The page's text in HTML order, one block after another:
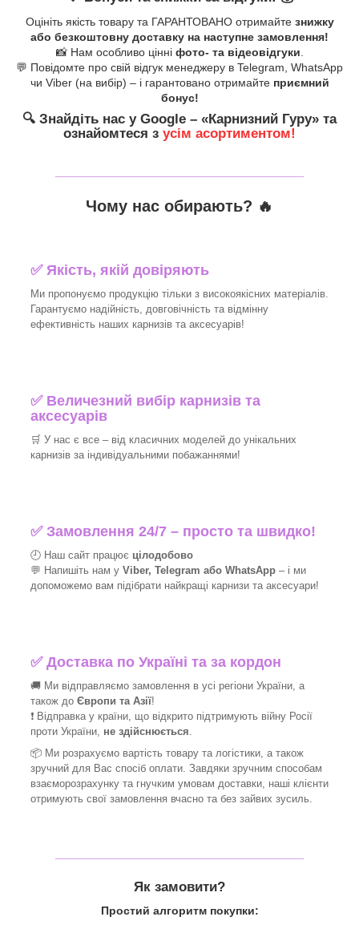
Оцініть якість товару та ГАРАНТОВАНО отримайте знижку
або безкоштовну доставку на наступне замовлення!
📸 Нам особливо цінні фото- та відеовідгуки.
💬 Повідомте про свій відгук менеджеру в Telegram, WhatsApp
чи Viber (на вибір) – і гарантовано отримайте приємний
бонус!
🔍 Знайдіть нас у Google – «Карнизний Гуру» та
ознайомтеся з усім асортиментом!
Чому нас обирають? 🔥
✅Якість, якій довіряють
Ми пропонуємо продукцію тільки з високоякісних матеріалів.
Гарантуємо надійність, довговічність та відмінну
ефективність наших карнизів та аксесуарів!​
✅ Величезний вибір карнизів та
аксесуарів
🛒 У нас є все – від класичних моделей до унікальних
карнизів за індивідуальними побажаннями!​
✅Замовлення 24/7 – просто та швидко!
🕘 Наш сайт працює цілодобово
💬 Напишіть нам у Viber, Telegram або WhatsApp – і ми
допоможемо вам підібрати найкращі карнизи та аксесуари!
✅Доставка по Україні та за кордон
🚚 Ми відправляємо замовлення в усі регіони України, а
також до Європи та Азії!
❗ Відправка у країни, що відкрито підтримують війну Росії
проти України, не здійснюється
📦 Ми розрахуємо вартість товару та логістики, а також
зручний для Вас спосіб оплати. Завдяки зручним способам
взаєморозрахунку та гнучким умовам доставки, наші клієнти
отримують свої замовлення вчасно та без зайвих зусиль.
Як замовити?
Простий алгоритм покупки: